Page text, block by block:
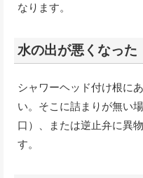
なります。
水の出が悪くなった
シャワーヘッド付け根に
い。そこに詰まりが無い
口）、または逆止弁に異
す。